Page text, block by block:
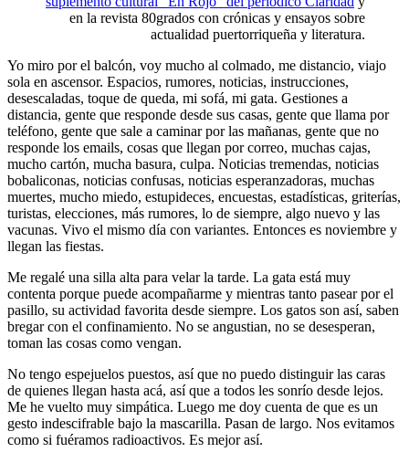
en la revista 80grados con crónicas y ensayos sobre
actualidad puertorriqueña y literatura.
Yo miro por el balcón, voy mucho al colmado, me distancio, viajo
sola en ascensor. Espacios, rumores, noticias, instrucciones,
desescaladas, toque de queda, mi sofá, mi gata. Gestiones a
distancia, gente que responde desde sus casas, gente que llama por
teléfono, gente que sale a caminar por las mañanas, gente que no
responde los emails, cosas que llegan por correo, muchas cajas,
mucho cartón, mucha basura, culpa. Noticias tremendas, noticias
bobaliconas, noticias confusas, noticias esperanzadoras, muchas
muertes, mucho miedo, estupideces, encuestas, estadísticas, griterías,
turistas, elecciones, más rumores, lo de siempre, algo nuevo y las
vacunas. Vivo el mismo día con variantes. Entonces es noviembre y
llegan las fiestas.
Me regalé una silla alta para velar la tarde. La gata está muy
contenta porque puede acompañarme y mientras tanto pasear por el
pasillo, su actividad favorita desde siempre. Los gatos son así, saben
bregar con el confinamiento. No se angustian, no se desesperan,
toman las cosas como vengan.
No tengo espejuelos puestos, así que no puedo distinguir las caras
de quienes llegan hasta acá, así que a todos les sonrío desde lejos.
Me he vuelto muy simpática. Luego me doy cuenta de que es un
gesto indescifrable bajo la mascarilla. Pasan de largo. Nos evitamos
como si fuéramos radioactivos. Es mejor así.